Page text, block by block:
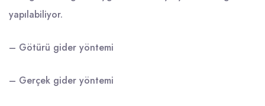
yapılabiliyor.
– Götürü gider yöntemi
– Gerçek gider yöntemi